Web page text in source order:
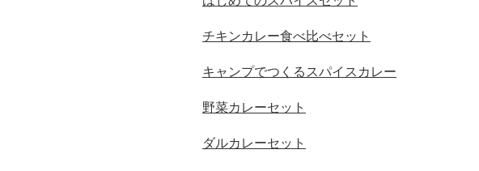
チキンカレー食べ比べセット
キャンプでつくるスパイスカレー
野菜カレーセット
ダルカレーセット